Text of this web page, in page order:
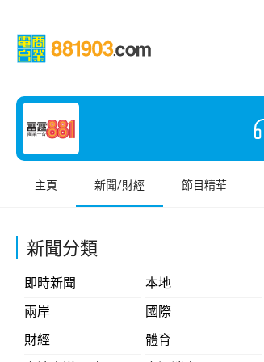
主頁 新聞/財經 節目精華
新聞分類
即時新聞
本地
兩岸
國際
財經
體育